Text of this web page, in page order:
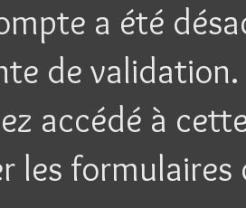
a été
de validation.
accédé à
les